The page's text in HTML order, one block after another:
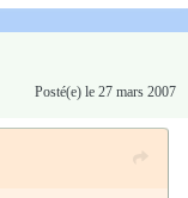
Posté(e) le 27 mars 2007